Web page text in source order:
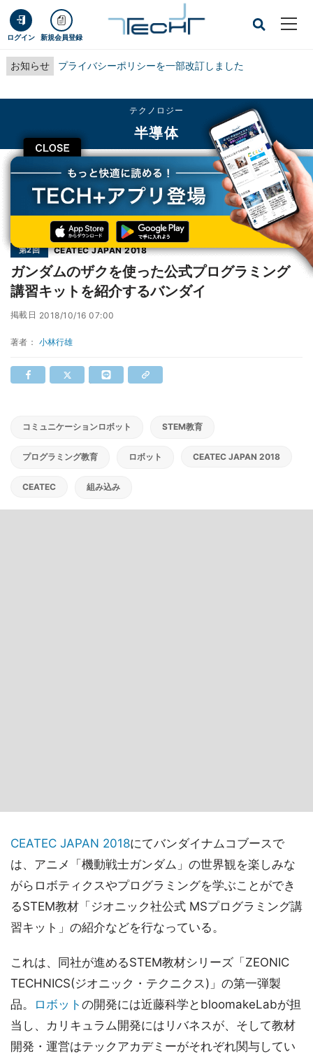
ログイン 新規会員登録
お知らせ プライバシーポリシーを一部改訂しました
CLOSE
テクノロジー
半導体
TECH+ テクノロジー
半導体
ガンダムのザクを使った公式プログラミング講習キットを紹介するバンダイ
第2回 CEATEC JAPAN 2018
ガンダムのザクを使った公式プログラミング
講習キットを紹介するバンダイ
掲載日 2018/10/16 07:00
著者： 小林行雄
コミュニケーションロボット STEM教育
プログラミング教育 ロボット CEATEC JAPAN 2018
CEATEC 組み込み
CEATEC JAPAN 2018にてバンダイナムコブースで
は、アニメ「機動戦士ガンダム」の世界観を楽しみな
がらロボティクスやプログラミングを学ぶことができ
るSTEM教材「ジオニック社公式 MSプログラミング講
習キット」の紹介などを行なっている。
これは、同社が進めるSTEM教材シリーズ「ZEONIC
TECHNICS(ジオニック・テクニクス)」の第一弾製
品。
ロボット の開発には近藤科学とbloomakeLabが担
当し、カリキュラム開発にはリバネスが、そして教材
開発・運営はテックアカデミーがそれぞれ関与してい